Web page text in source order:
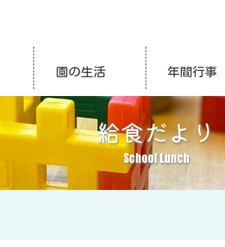
園の生活 年間行事
給食だより
School Lunch